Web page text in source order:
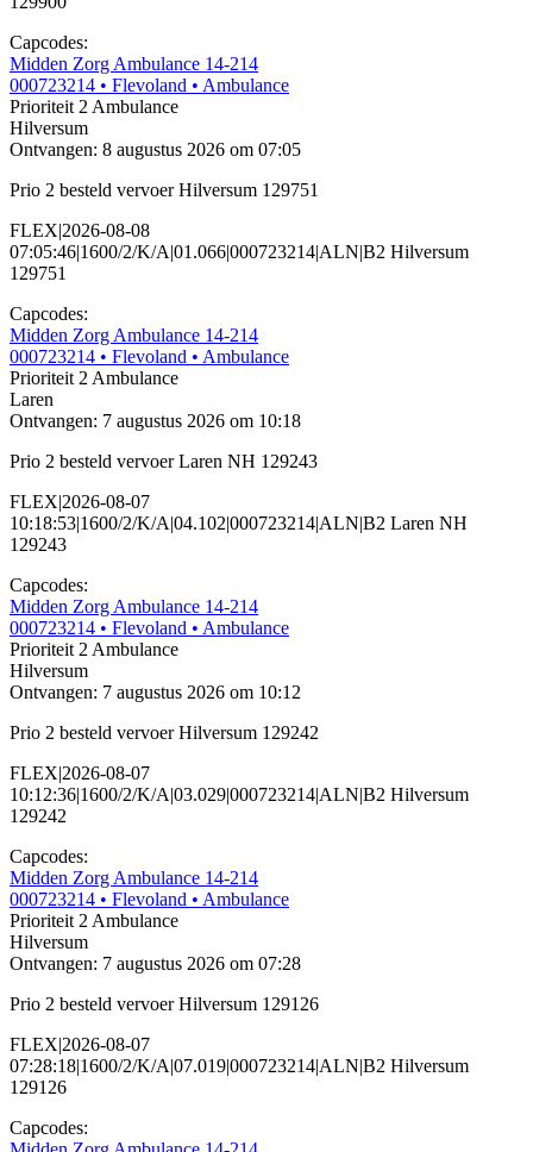
Capcodes:
Midden Zorg Ambulance 14-214
000723214 • Flevoland • Ambulance
Prioriteit 2 Ambulance
Hilversum
Ontvangen: 8 augustus 2026 om 07:05
Prio 2 besteld vervoer Hilversum 129751
FLEX|2026-08-08
07:05:46|1600/2/K/A|01.066|000723214|ALN|B2 Hilversum
129751
Capcodes:
Midden Zorg Ambulance 14-214
000723214 • Flevoland • Ambulance
Prioriteit 2 Ambulance
Laren
Ontvangen: 7 augustus 2026 om 10:18
Prio 2 besteld vervoer Laren NH 129243
FLEX|2026-08-07
10:18:53|1600/2/K/A|04.102|000723214|ALN|B2 Laren NH
129243
Capcodes:
Midden Zorg Ambulance 14-214
000723214 • Flevoland • Ambulance
Prioriteit 2 Ambulance
Hilversum
Ontvangen: 7 augustus 2026 om 10:12
Prio 2 besteld vervoer Hilversum 129242
FLEX|2026-08-07
10:12:36|1600/2/K/A|03.029|000723214|ALN|B2 Hilversum
129242
Capcodes:
Midden Zorg Ambulance 14-214
000723214 • Flevoland • Ambulance
Prioriteit 2 Ambulance
Hilversum
Ontvangen: 7 augustus 2026 om 07:28
Prio 2 besteld vervoer Hilversum 129126
FLEX|2026-08-07
07:28:18|1600/2/K/A|07.019|000723214|ALN|B2 Hilversum
129126
Capcodes: